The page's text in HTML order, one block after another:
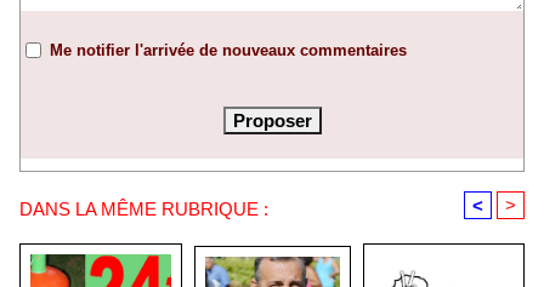
Me notifier l'arrivée de nouveaux commentaires
DANS LA MÊME RUBRIQUE : < >